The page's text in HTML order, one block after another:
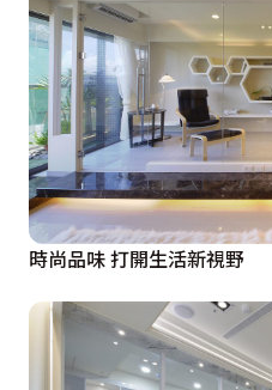
時尚品味 打開生活新視野